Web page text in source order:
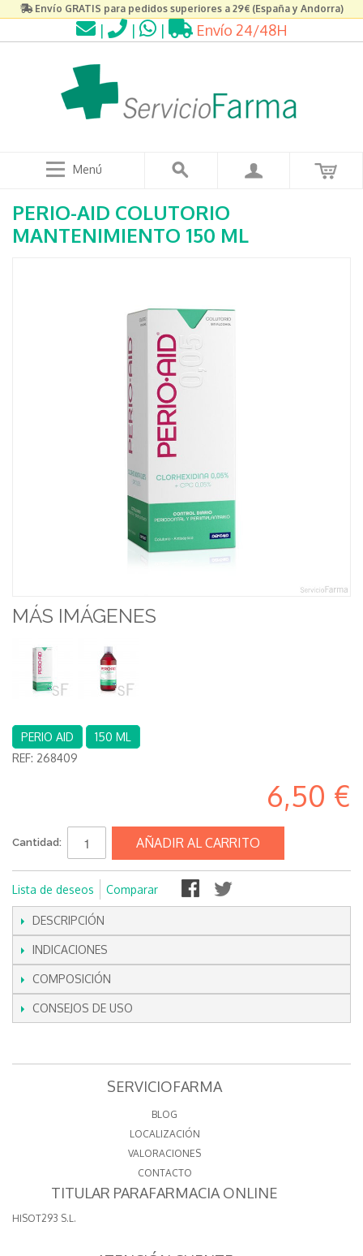
Envío GRATIS para pedidos superiores a 29€ (España y Andorra)
| | | Envío 24/48H
Menú
PERIO-AID COLUTORIO
MANTENIMIENTO 150 ML
MÁS IMÁGENES
PERIO AID
150 ML
REF: 268409
6,50 €
Cantidad: AÑADIR AL CARRITO
Lista de deseos Comparar
DESCRIPCIÓN
INDICACIONES
COMPOSICIÓN
CONSEJOS DE USO
SERVICIOFARMA
BLOG
LOCALIZACIÓN
VALORACIONES
CONTACTO
TITULAR PARAFARMACIA ONLINE
HISOT293 S.L.